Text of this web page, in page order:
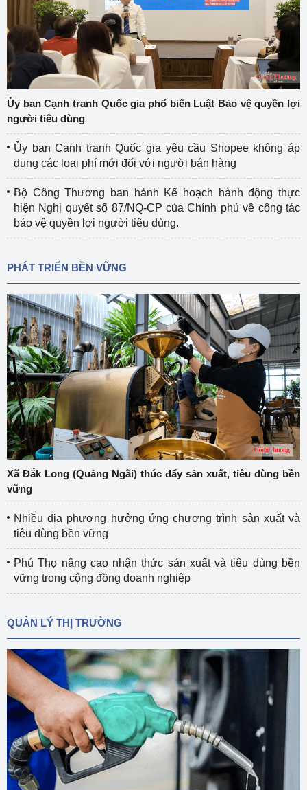
Ủy ban Cạnh tranh Quốc gia phổ biến Luật Bảo vệ quyền lợi
người tiêu dùng
Ủy ban Cạnh tranh Quốc gia yêu cầu Shopee không áp
dụng các loại phí mới đối với người bán hàng
Bộ Công Thương ban hành Kế hoạch hành động thực
hiện Nghị quyết số 87/NQ-CP của Chính phủ về công tác
bảo vệ quyền lợi người tiêu dùng.
PHÁT TRIỂN BỀN VỮNG
Xã Đắk Long (Quảng Ngãi) thúc đẩy sản xuất, tiêu dùng bền
vững
Nhiều địa phương hưởng ứng chương trình sản xuất và
tiêu dùng bền vững
Phú Thọ nâng cao nhận thức sản xuất và tiêu dùng bền
vững trong cộng đồng doanh nghiệp
QUẢN LÝ THỊ TRƯỜNG